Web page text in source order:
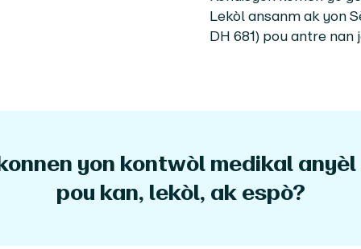
Lekòl ansanm ak yon
DH 681) pou antre
yon kontwòl medikal
pou kan, lekòl, ak espò?